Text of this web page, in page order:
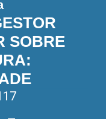
SOBRE